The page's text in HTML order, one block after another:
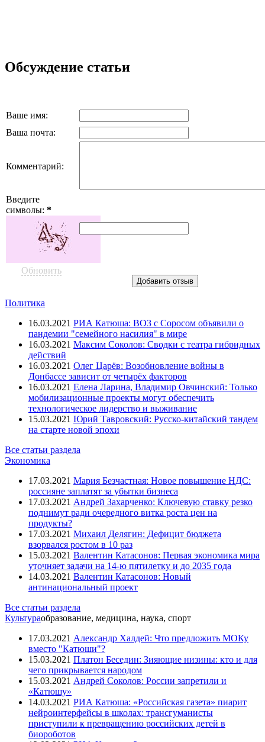
Обсуждение статьи
Ваше имя:
Ваша почта:
Комментарий:
Введите
символы: *
Обновить
Политика
16.03.2021 РИА Катюша: ВОЗ с Соросом объявили о
пандемии "семейного насилия" в мире
16.03.2021 Максим Соколов: Сводки с театра гибридных
действий
16.03.2021 Олег Царёв: Возобновление войны в
Донбассе зависит от четырёх факторов
16.03.2021 Елена Ларина, Владимир Овчинский: Только
мобилизационные проекты могут обеспечить
технологическое лидерство и выживание
15.03.2021 Юрий Тавровский: Русско-китайский тандем
на старте новой эпохи
Все статьи раздела
Экономика
17.03.2021 Мария Безчастная: Новое повышение НДС:
россияне заплатят за убытки бизнеса
17.03.2021 Андрей Захарченко: Ключевую ставку резко
поднимут ради очередного витка роста цен на
продукты?
17.03.2021 Михаил Делягин: Дефицит бюджета
взорвался ростом в 10 раз
15.03.2021 Валентин Катасонов: Первая экономика мира
уточняет задачи на 14-ю пятилетку и до 2035 года
14.03.2021 Валентин Катасонов: Новый
антинациональный проект
Все статьи раздела
Культураобразование, медицина, наука, спорт
17.03.2021 Александр Халдей: Что предложить МОКу
вместо "Катюши"?
15.03.2021 Платон Беседин: Зияющие низины: кто и для
чего прикрывается народом
15.03.2021 Андрей Соколов: России запретили и
«Катюшу»
14.03.2021 РИА Катюша: «Российская газета» пиарит
нейроинтерфейсы в школах: трансгуманисты
приступили к превращению российских детей в
биороботов